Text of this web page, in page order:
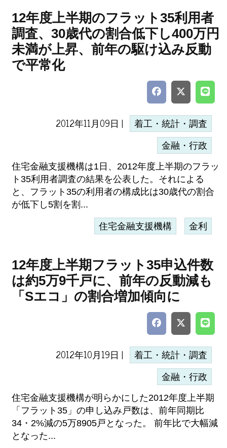
12年度上半期のフラット35利用者
調査、30歳代の割合低下し400万円
未満が上昇、前年の駆け込み反動
で平常化
2012年11月09日 | 着工・統計・調査
金融・行政
住宅金融支援機構は1日、2012年度上半期のフラッ
ト35利用者調査の結果を公表した。それによる
と、フラット35の利用者の構成比は30歳代の割合
が低下し5割を割...
住宅金融支援機構 金利
12年度上半期フラット35申込件数
は約5万9千戸に、前年の反動減も
「Sエコ」の割合増加傾向に
2012年10月19日 | 着工・統計・調査
金融・行政
住宅金融支援機構が明らかにした2012年度上半期
「フラット35」の申し込み戸数は、前年同期比
34・2%減の5万8905戸となった。 前年比で大幅減
となった...